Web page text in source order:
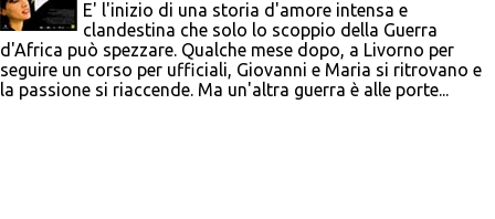
E' l'inizio di una storia d'amore intensa e
clandestina che solo lo scoppio della Guerra
d'Africa può spezzare. Qualche mese dopo, a Livorno per
seguire un corso per ufficiali, Giovanni e Maria si ritrovano e
la passione si riaccende. Ma un'altra guerra è alle porte...